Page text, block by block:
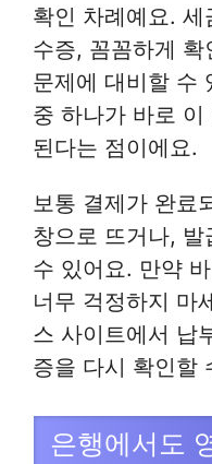
확인 차례예요.
수증, 꼼꼼하게
문제에 대비할 수
중 하나가 바로
된다는 점이에요.
보통 결제가 완료
창으로 뜨거나,
수 있어요. 만약
너무 걱정하지 마
스 사이트에서 납
증을 다시 확인할
은행에서도